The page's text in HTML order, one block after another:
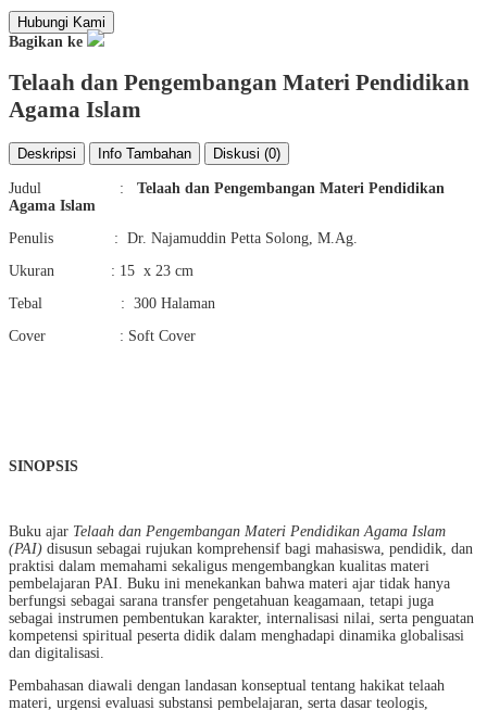
Hubungi Kami
Bagikan ke
Telaah dan Pengembangan Materi Pendidikan
Agama Islam
Deskripsi Info Tambahan Diskusi (0)
Judul :
Telaah dan Pengembangan Materi Pendidikan
Agama Islam
Penulis : Dr. Najamuddin Petta Solong, M.Ag.
Ukuran : 15 x 23 cm
Tebal : 300 Halaman
Cover : Soft Cover
SINOPSIS
Buku ajar Telaah dan Pengembangan Materi Pendidikan Agama Islam
(PAI) disusun sebagai rujukan komprehensif bagi mahasiswa, pendidik, dan
praktisi dalam memahami sekaligus mengembangkan kualitas materi
pembelajaran PAI. Buku ini menekankan bahwa materi ajar tidak hanya
berfungsi sebagai sarana transfer pengetahuan keagamaan, tetapi juga
sebagai instrumen pembentukan karakter, internalisasi nilai, serta penguatan
kompetensi spiritual peserta didik dalam menghadapi dinamika globalisasi
dan digitalisasi.
Pembahasan diawali dengan landasan konseptual tentang hakikat telaah
materi, urgensi evaluasi substansi pembelajaran, serta dasar teologis,